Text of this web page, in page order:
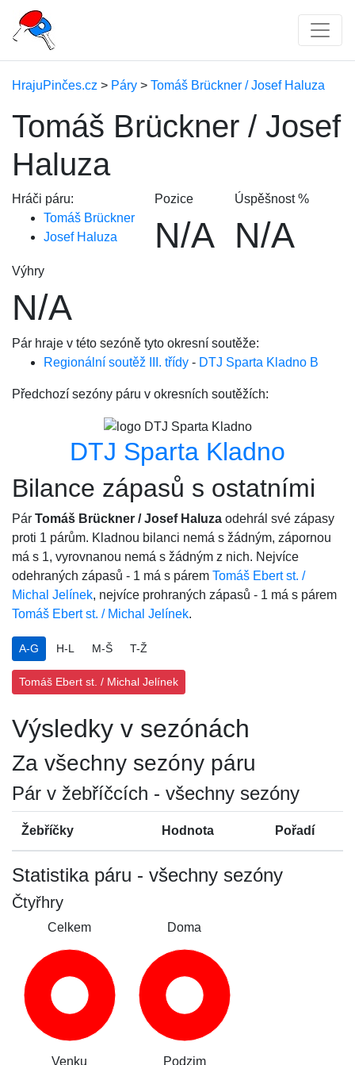
HrajuPinčes.cz > Páry > Tomáš Brückner / Josef Haluza
Tomáš Brückner / Josef
Haluza
Hráči páru:
Tomáš Brückner
Josef Haluza
Pozice
N/A
Úspěšnost %
N/A
Výhry
N/A
Pár hraje v této sezóně tyto okresní soutěže:
Regionální soutěž III. třídy - DTJ Sparta Kladno B
Předchozí sezóny páru v okresních soutěžích:
DTJ Sparta Kladno
Bilance zápasů s ostatními
Pár Tomáš Brückner / Josef Haluza odehrál své zápasy
proti 1 párům. Kladnou bilanci nemá s žádným, zápornou
má s 1, vyrovnanou nemá s žádným z nich. Nejvíce
odehraných zápasů - 1 má s párem Tomáš Ebert st. /
Michal Jelínek, nejvíce prohraných zápasů - 1 má s párem
Tomáš Ebert st. / Michal Jelínek.
A-G H-L M-Š T-Ž
Tomáš Ebert st. / Michal Jelínek
Výsledky v sezónách
Za všechny sezóny páru
Pár v žebříčcích - všechny sezóny
Žebříčky Hodnota Pořadí
Statistika páru - všechny sezóny
Čtyřhry
Celkem Doma
Venku Podzim